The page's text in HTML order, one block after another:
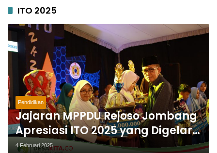
ITO 2025
Pendidikan
Jajaran MPPDU Rejoso Jombang
Apresiasi ITO 2025 yang Digelar
SMK Telekomunikasi Jombang
4 Februari 2025